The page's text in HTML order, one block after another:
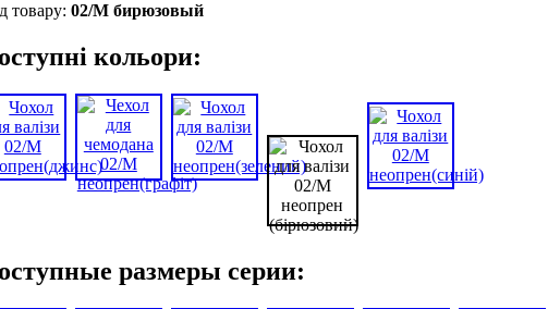
02/M бирюзовый
кольори:
размеры серии: